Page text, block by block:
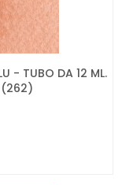
- TUBO DA 12 ML.
(262)